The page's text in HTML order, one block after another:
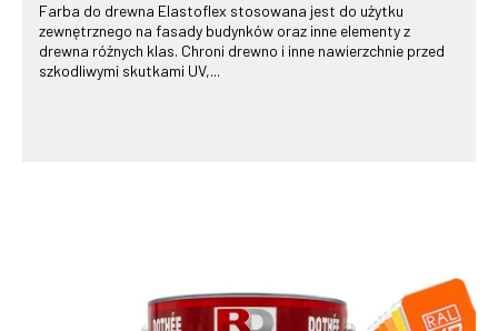
Farba do drewna Elastoflex stosowana jest do użytku
zewnętrznego na fasady budynków oraz inne elementy z
drewna różnych klas. Chroni drewno i inne nawierzchnie przed
szkodliwymi skutkami UV,...